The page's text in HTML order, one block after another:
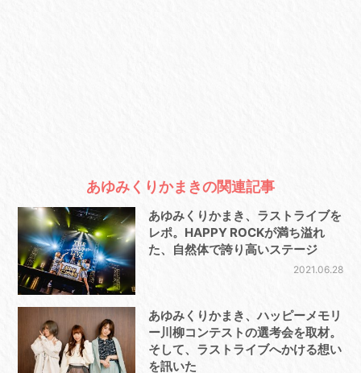
あゆみくりかまきの関連記事
あゆみくりかまき、ラストライブを
レポ。HAPPY ROCKが満ち溢れ
た、自然体で誇り高いステージ
2021.06.28
あゆみくりかまき、ハッピーメモリ
ー川柳コンテストの選考会を取材。
そして、ラストライブへかける想い
を訊いた